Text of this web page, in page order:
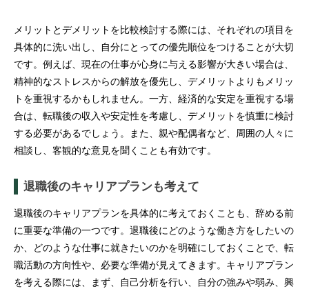
メリットとデメリットを比較検討する際には、それぞれの項目を
具体的に洗い出し、自分にとっての優先順位をつけることが大切
です。例えば、現在の仕事が心身に与える影響が大きい場合は、
精神的なストレスからの解放を優先し、デメリットよりもメリッ
トを重視するかもしれません。一方、経済的な安定を重視する場
合は、転職後の収入や安定性を考慮し、デメリットを慎重に検討
する必要があるでしょう。また、親や配偶者など、周囲の人々に
相談し、客観的な意見を聞くことも有効です。
退職後のキャリアプランも考えて
退職後のキャリアプランを具体的に考えておくことも、辞める前
に重要な準備の一つです。退職後にどのような働き方をしたいの
か、どのような仕事に就きたいのかを明確にしておくことで、転
職活動の方向性や、必要な準備が見えてきます。キャリアプラン
を考える際には、まず、自己分析を行い、自分の強みや弱み、興